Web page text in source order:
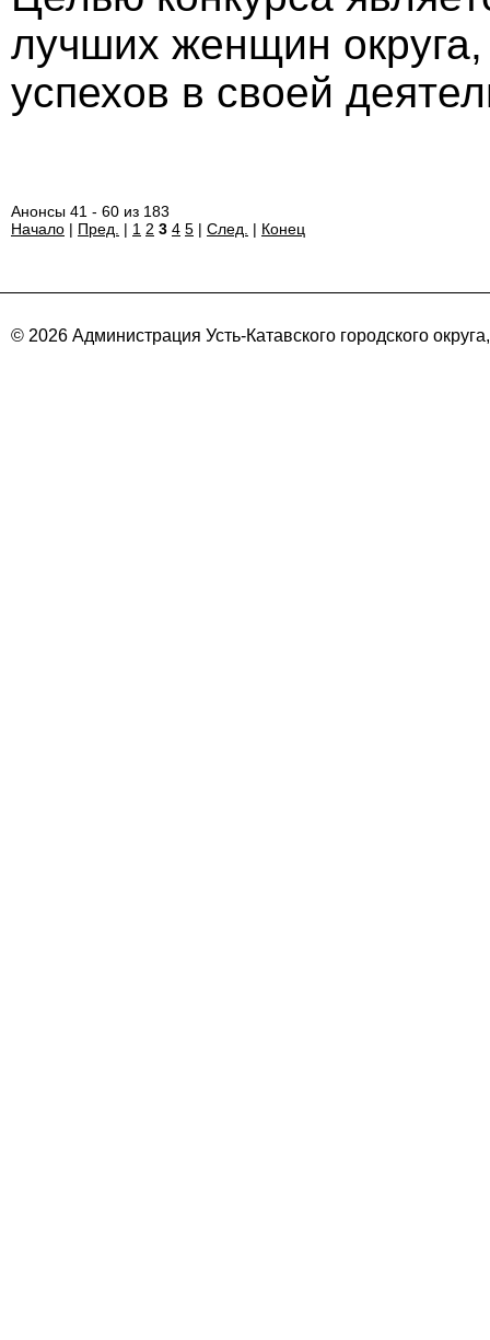
лучших женщин
успехов в своей
Анонсы 41 - 60 из 183
Начало | Пред. | 1 2 3 4 5 | След. | Конец
© 2026 Администрация Усть-Катавского городского